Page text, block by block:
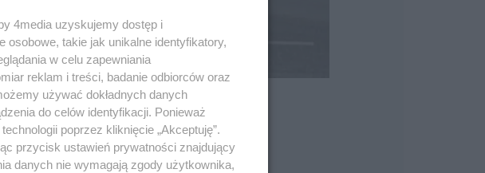
4media uzyskujemy dostęp i
takie jak unikalne identyfikatory,
w celu zapewniania
reklam i treści, badanie odbiorców oraz
używać dokładnych danych
do celów identyfikacji. Ponieważ
poprzez kliknięcie „Akceptuję”.
przycisk ustawień prywatności znajdujący
danych nie wymagają zgody użytkownika,